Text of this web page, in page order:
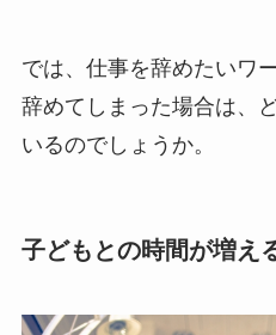
では、仕事を辞めたいワ
辞めてしまった場合は、
いるのでしょうか。
子どもとの時間が増え